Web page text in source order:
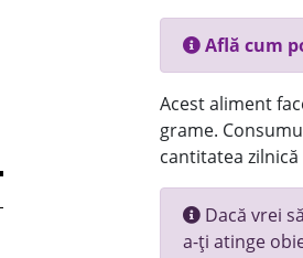
Află cum
Acest aliment
grame.
cantitatea
Dacă vrei
a-ți atinge